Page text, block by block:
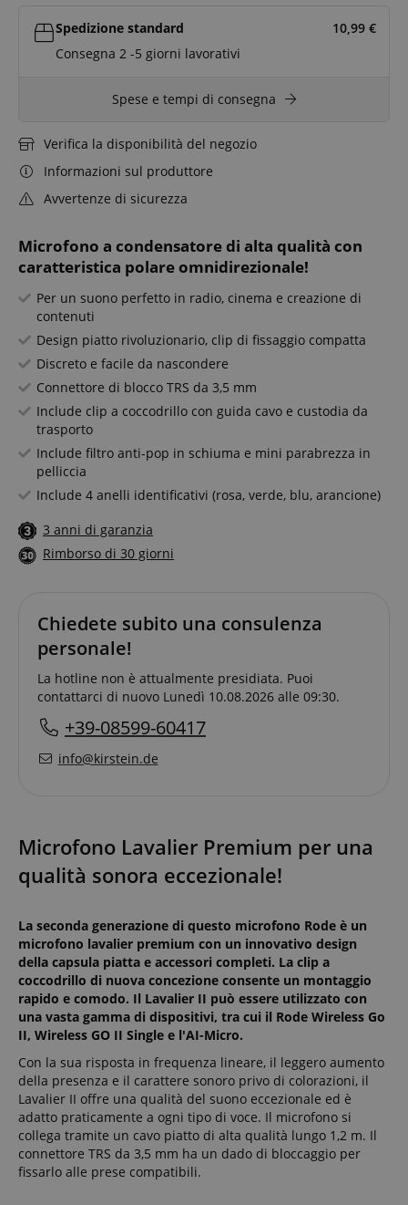
Microfono a condensatore di alta qualità con
caratteristica polare omnidirezionale!
Per un suono perfetto in radio, cinema e creazione di
contenuti
Design piatto rivoluzionario, clip di fissaggio compatta
Discreto e facile da nascondere
Connettore di blocco TRS da 3,5 mm
Include clip a coccodrillo con guida cavo e custodia da
trasporto
Include filtro anti-pop in schiuma e mini parabrezza in
pelliccia
Include 4 anelli identificativi (rosa, verde, blu, arancione)
3 anni di garanzia
Rimborso di 30 giorni
Spedizione standard 10,99 €
Consegna 2 -5 giorni lavorativi
Spese e tempi di consegna
Verifica la disponibilità del negozio
Informazioni sul produttore
Avvertenze di sicurezza
Chiedete subito una consulenza
personale!
La hotline non è attualmente presidiata. Puoi
contattarci di nuovo Lunedì 10.08.2026 alle 09:30.
+39-08599-60417
info@kirstein.de
Microfono Lavalier Premium per una
qualità sonora eccezionale!
La seconda generazione di questo microfono Rode è un
microfono lavalier premium con un innovativo design
della capsula piatta e accessori completi. La clip a
coccodrillo di nuova concezione consente un montaggio
rapido e comodo. Il Lavalier II può essere utilizzato con
una vasta gamma di dispositivi, tra cui il Rode Wireless Go
II, Wireless GO II Single e l'AI-Micro.
Con la sua risposta in frequenza lineare, il leggero aumento
della presenza e il carattere sonoro privo di colorazioni, il
Lavalier II offre una qualità del suono eccezionale ed è
adatto praticamente a ogni tipo di voce. Il microfono si
collega tramite un cavo piatto di alta qualità lungo 1,2 m. Il
connettore TRS da 3,5 mm ha un dado di bloccaggio per
fissarlo alle prese compatibili.